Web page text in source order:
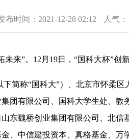
布时间：2021-12-28 02:12 人气：
来”。12月19日，“国科大杯”创
简称“国科大”）、北京市怀柔
团有限公司、国科大学生处、
东魏桥创业集团有限公司、北
、中信建投资本、真格基金、